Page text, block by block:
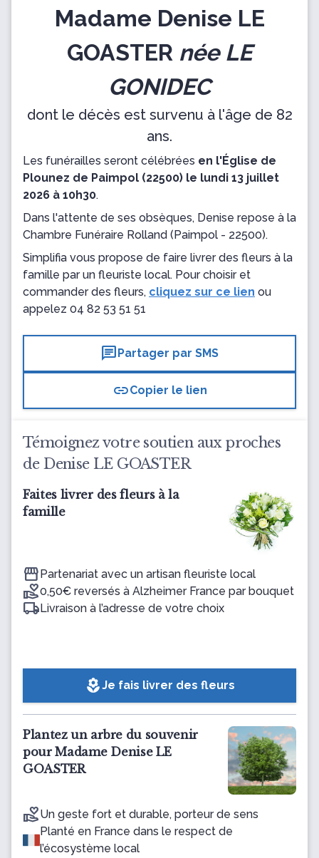
Madame Denise LE
GOASTER née LE
GONIDEC
dont le décès est survenu à l'âge de 82
ans.
Les funérailles seront célébrées en l'Église de
Plounez de Paimpol (22500) le lundi 13 juillet
2026 à 10h30.
Dans l'attente de ses obsèques, Denise repose à la
Chambre Funéraire Rolland (Paimpol - 22500).
Simplifia vous propose de faire livrer des fleurs à la
famille par un fleuriste local. Pour choisir et
commander des fleurs, cliquez sur ce lien ou
appelez 04 82 53 51 51
chatPartager par SMS
linkCopier le lien
Témoignez votre soutien aux proches
de Denise LE GOASTER
Faites livrer des fleurs à la
famille
Partenariat avec un artisan fleuriste local
0,50€ reversés à Alzheimer France par bouquet
Livraison à l’adresse de votre choix
local_floristJe fais livrer des fleurs
Plantez un arbre du souvenir
pour Madame Denise LE
GOASTER
Un geste fort et durable, porteur de sens
Planté en France dans le respect de
l’écosystème local